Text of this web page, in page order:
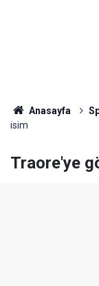
Anasayfa
isim
Traore'ye